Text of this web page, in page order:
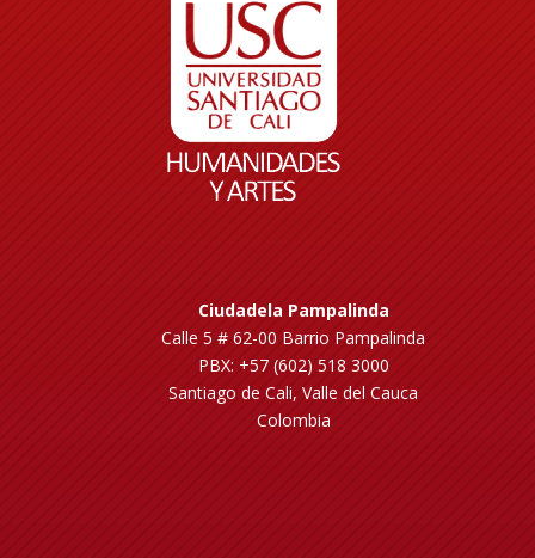
Ciudadela Pampalinda
Calle 5 # 62-00 Barrio Pampalinda
PBX: +57 (602) 518 3000
Santiago de Cali, Valle del Cauca
Colombia